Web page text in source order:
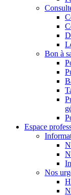
Bon à
Espace
Nos